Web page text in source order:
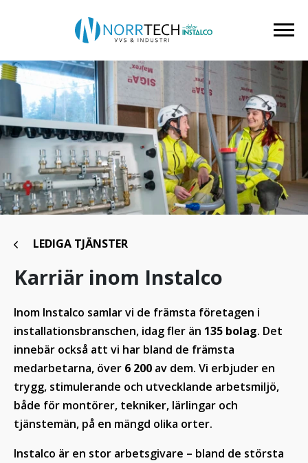
LEDIGA TJÄNSTER
Karriär inom Instalco
Inom Instalco samlar vi de främsta företagen i
installationsbranschen, idag fler än 135 bolag. Det
innebär också att vi har bland de främsta
medarbetarna, över 6 200 av dem. Vi erbjuder en
trygg, stimulerande och utvecklande arbetsmiljö,
både för montörer, tekniker, lärlingar och
tjänstemän, på en mängd olika orter.
Instalco är en stor arbetsgivare – bland de största